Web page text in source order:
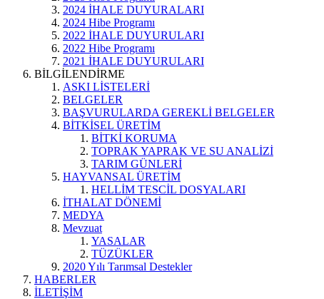
2024 İHALE DUYURALARI
2024 Hibe Programı
2022 İHALE DUYURULARI
2022 Hibe Programı
2021 İHALE DUYURULARI
BİLGİLENDİRME
ASKI LİSTELERİ
BELGELER
BAŞVURULARDA GEREKLİ BELGELER
BİTKİSEL ÜRETİM
BİTKİ KORUMA
TOPRAK YAPRAK VE SU ANALİZİ
TARIM GÜNLERİ
HAYVANSAL ÜRETİM
HELLİM TESCİL DOSYALARI
İTHALAT DÖNEMİ
MEDYA
Mevzuat
YASALAR
TÜZÜKLER
2020 Yılı Tarımsal Destekler
HABERLER
İLETİŞİM